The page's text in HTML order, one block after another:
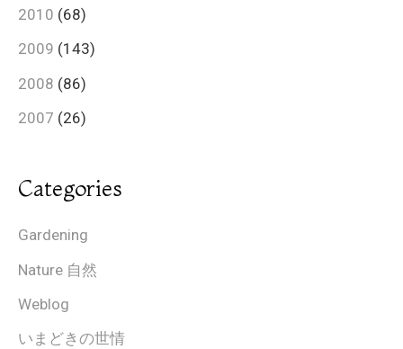
2010 (68)
2009 (143)
2008 (86)
2007 (26)
Categories
Gardening
Nature 自然
Weblog
いまどきの世情